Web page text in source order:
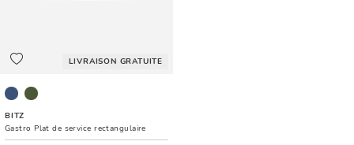
LIVRAISON GRATUITE
Noir/Bleu foncé
BITZ
Gastro Plat de service rectangulaire